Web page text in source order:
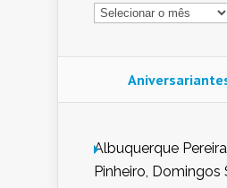
Albuquerque
Pinheiro, Domingos